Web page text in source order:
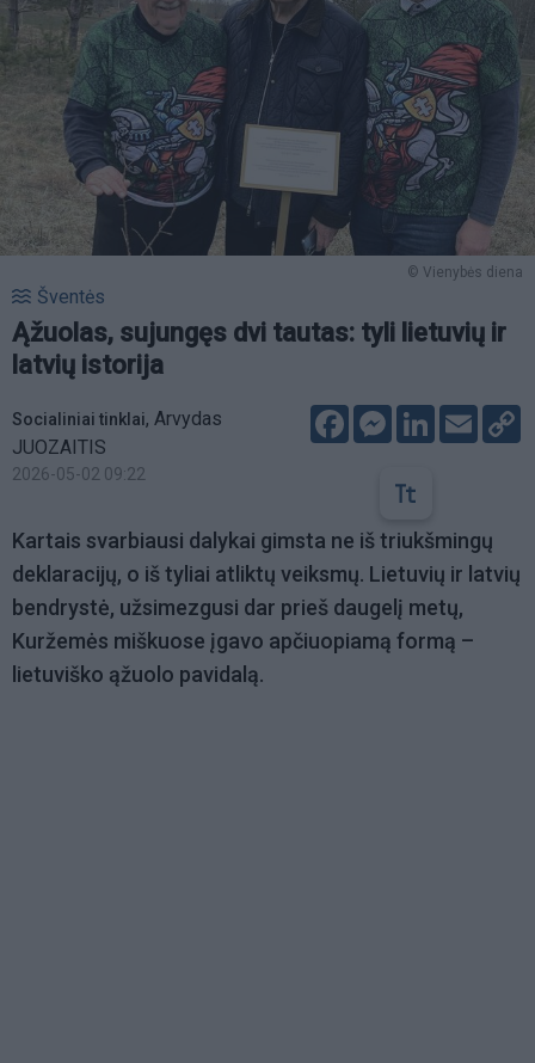
© Vienybės diena
Šventės
Ąžuolas, sujungęs dvi tautas: tyli lietuvių ir
latvių istorija
Socialiniai tinklai, Arvydas
JUOZAITIS
2026-05-02 09:22
FacebookMessenger
LinkedIn
Email
Kartais svarbiausi dalykai gimsta ne iš triukšmingų
deklaracijų, o iš tyliai atliktų veiksmų. Lietuvių ir latvių
bendrystė, užsimezgusi dar prieš daugelį metų,
Kuržemės miškuose įgavo apčiuopiamą formą –
lietuviško ąžuolo pavidalą.